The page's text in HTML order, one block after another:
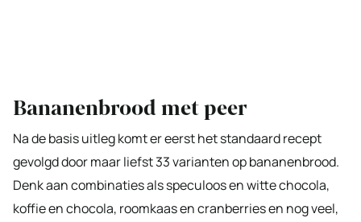
Bananenbrood met peer
Na de basis uitleg komt er eerst het standaard recept
gevolgd door maar liefst 33 varianten op bananenbrood.
Denk aan combinaties als speculoos en witte chocola,
koffie en chocola, roomkaas en cranberries en nog veel,